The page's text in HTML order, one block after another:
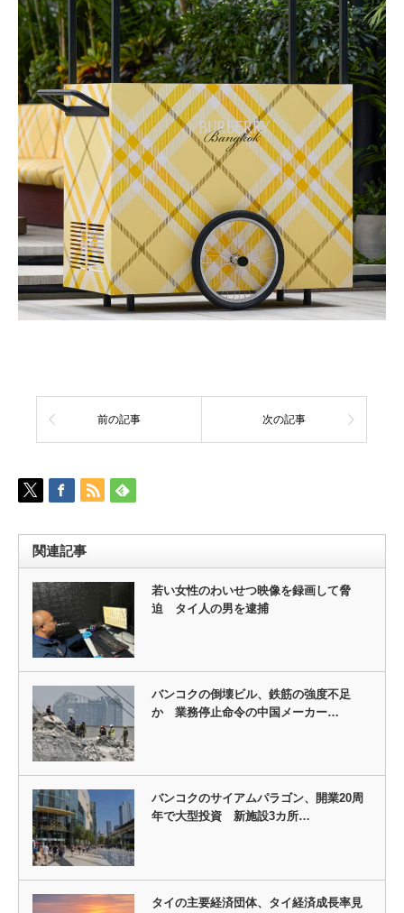
前の記事 次の記事
関連記事
若い女性のわいせつ映像を録画して脅
迫 タイ人の男を逮捕
バンコクの倒壊ビル、鉄筋の強度不足
か 業務停止命令の中国メーカー…
バンコクのサイアムパラゴン、開業20周
年で大型投資 新施設3カ所…
タイの主要経済団体、タイ経済成長率見